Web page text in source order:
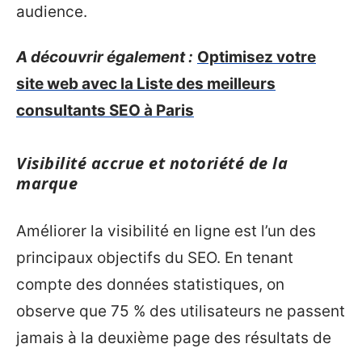
audience.
A découvrir également : Optimisez votre
site web avec la Liste des meilleurs
consultants SEO à Paris
Visibilité accrue et notoriété de la
marque
Améliorer la visibilité en ligne est l’un des
principaux objectifs du SEO. En tenant
compte des données statistiques, on
observe que 75 % des utilisateurs ne passent
jamais à la deuxième page des résultats de